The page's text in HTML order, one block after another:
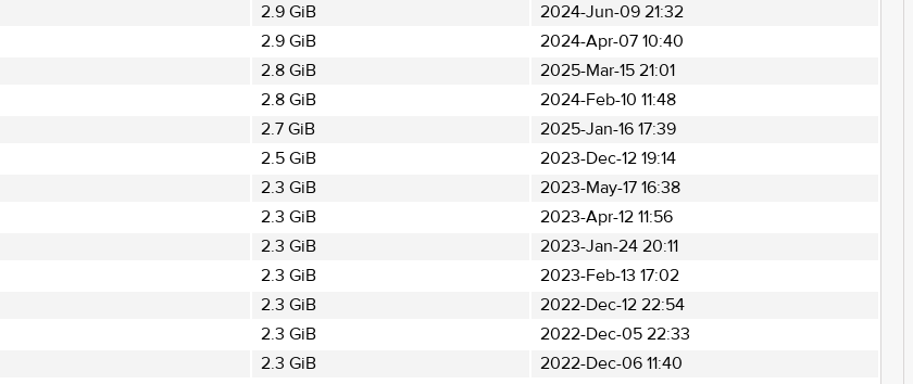
2.9 GiB
2024-Jun-09 21:32
2.9 GiB
2024-Apr-07 10:40
2.8 GiB
2025-Mar-15 21:01
2.8 GiB
2024-Feb-10 11:48
2.7 GiB
2025-Jan-16 17:39
2.5 GiB
2023-Dec-12 19:14
2.3 GiB
2023-May-17 16:38
2.3 GiB
2023-Apr-12 11:56
2.3 GiB
2023-Jan-24 20:11
2.3 GiB
2023-Feb-13 17:02
2.3 GiB
2022-Dec-12 22:54
2.3 GiB
2022-Dec-05 22:33
2.3 GiB
2022-Dec-06 11:40